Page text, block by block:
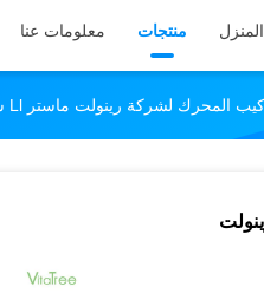
المنزل منتجات معلومات عنا
رينولت